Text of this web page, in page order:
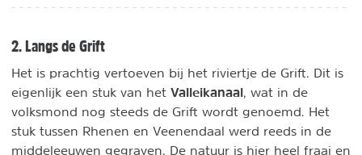
2. Langs de Grift
Het is prachtig vertoeven bij het riviertje de Grift. Dit is
eigenlijk een stuk van het Valleikanaal, wat in de
volksmond nog steeds de Grift wordt genoemd. Het
stuk tussen Rhenen en Veenendaal werd reeds in de
middeleeuwen gegraven. De natuur is hier heel fraai en